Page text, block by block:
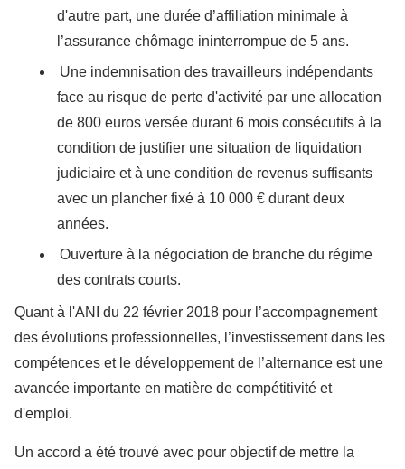
d'autre part, une durée d’affiliation minimale à
l’assurance chômage ininterrompue de 5 ans.
Une indemnisation des travailleurs indépendants
face au risque de perte d'activité par une allocation
de 800 euros versée durant 6 mois consécutifs à la
condition de justifier une situation de liquidation
judiciaire et à une condition de revenus suffisants
avec un plancher fixé à 10 000 € durant deux
années.
Ouverture à la négociation de branche du régime
des contrats courts.
Quant à l'ANI du 22 février 2018 pour l’accompagnement
des évolutions professionnelles, l’investissement dans les
compétences et le développement de l’alternance est une
avancée importante en matière de compétitivité et
d'emploi.
Un accord a été trouvé avec pour objectif de mettre la